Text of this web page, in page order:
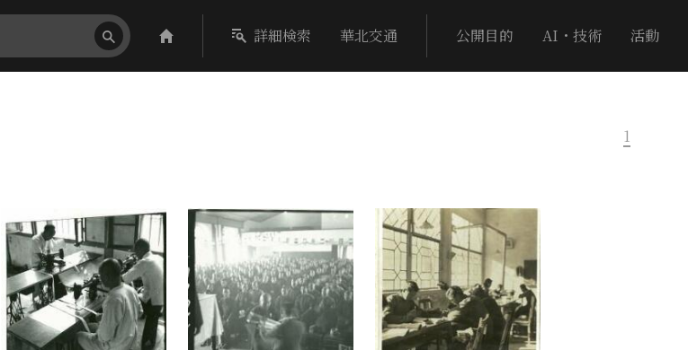
詳細検索 華北交通 公開目的 AI・技術 活動
1